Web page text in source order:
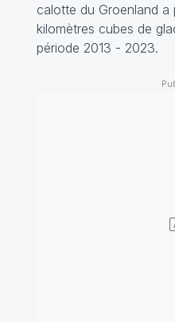
calotte du Groenland a
kilomètres cubes de
période 2013 - 2023.